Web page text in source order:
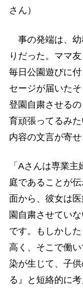
さん）
事の発端は、幼
りだった。ママ
毎日公園遊びに
セージが届いた
登園自粛させる
育頑張ってるみ
内容の文言が寄せ
「Aさんは専業
庭であることが
面から、彼女は
園自粛させてい
です。もしかし
高く、そこで働
染が生じて、子
る』と短絡的に